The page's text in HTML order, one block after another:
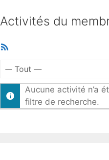
Activités du
par
activité:
Aucune activité n’a
filtre de recherche.